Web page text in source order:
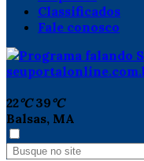
Classificados
Fale conosco
22°C 39°C
Balsas, MA